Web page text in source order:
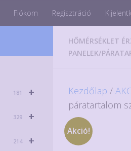
Fiókom Regisztráció
HŐMÉRSÉKLET
PANELEK/
Kezdőlap /
páratartalom
Akció!
+
181
+
329
+
214